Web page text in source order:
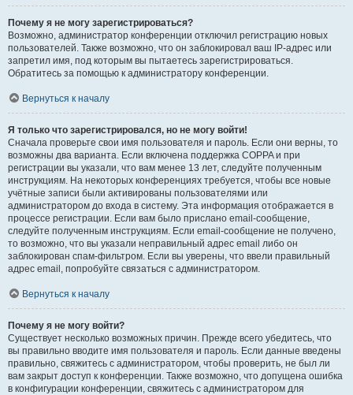
Почему я не могу зарегистрироваться?
Возможно, администратор конференции отключил регистрацию новых
пользователей. Также возможно, что он заблокировал ваш IP-адрес или
запретил имя, под которым вы пытаетесь зарегистрироваться.
Обратитесь за помощью к администратору конференции.
Вернуться к началу
Я только что зарегистрировался, но не могу войти!
Сначала проверьте свои имя пользователя и пароль. Если они верны, то
возможны два варианта. Если включена поддержка COPPA и при
регистрации вы указали, что вам менее 13 лет, следуйте полученным
инструкциям. На некоторых конференциях требуется, чтобы все новые
учётные записи были активированы пользователями или
администратором до входа в систему. Эта информация отображается в
процессе регистрации. Если вам было прислано email-сообщение,
следуйте полученным инструкциям. Если email-сообщение не получено,
то возможно, что вы указали неправильный адрес email либо он
заблокирован спам-фильтром. Если вы уверены, что ввели правильный
адрес email, попробуйте связаться с администратором.
Вернуться к началу
Почему я не могу войти?
Существует несколько возможных причин. Прежде всего убедитесь, что
вы правильно вводите имя пользователя и пароль. Если данные введены
правильно, свяжитесь с администратором, чтобы проверить, не был ли
вам закрыт доступ к конференции. Также возможно, что допущена ошибка
в конфигурации конференции, свяжитесь с администратором для